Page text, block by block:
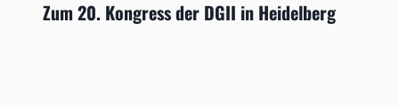
Zum 20. Kongress der DGII in Heidelberg